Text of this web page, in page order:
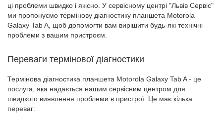
ці проблеми швидко і якісно. У сервісному центрі "Львів Сервіс"
ми пропонуємо термінову діагностику планшета Motorola
Galaxy Tab A, щоб допомогти вам вирішити будь-які технічні
проблеми з вашим пристроєм.
Переваги термінової діагностики
Термінова діагностика планшета Motorola Galaxy Tab A - це
послуга, яка надається нашим сервісним центром для
швидкого виявлення проблеми в пристрої. Це має кілька
переваг: